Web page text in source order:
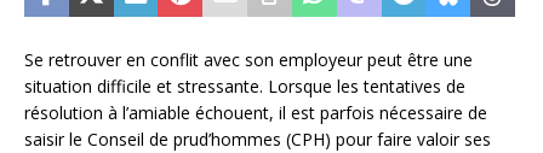
Se retrouver en conflit avec son employeur peut être une
situation difficile et stressante. Lorsque les tentatives de
résolution à l’amiable échouent, il est parfois nécessaire de
saisir le Conseil de prud’hommes (CPH) pour faire valoir ses